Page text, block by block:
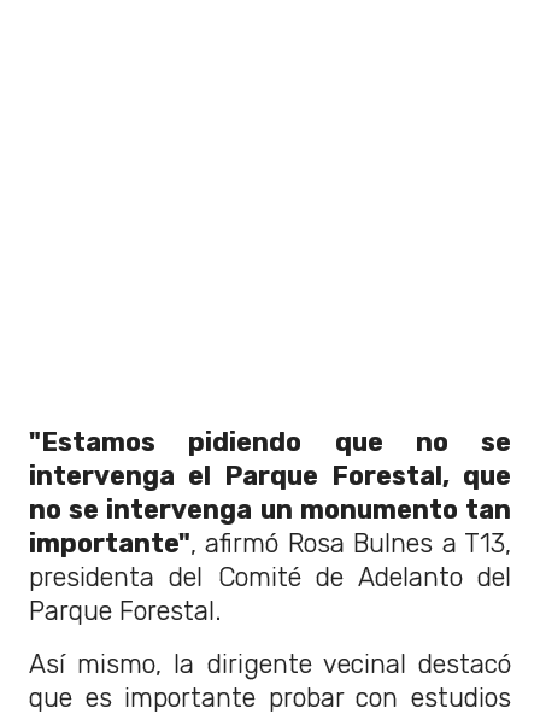
"Estamos pidiendo que no se
intervenga el Parque Forestal, que
no se intervenga un monumento tan
importante", afirmó Rosa Bulnes a T13,
presidenta del Comité de Adelanto del
Parque Forestal.
Así mismo, la dirigente vecinal destacó
que es importante probar con estudios